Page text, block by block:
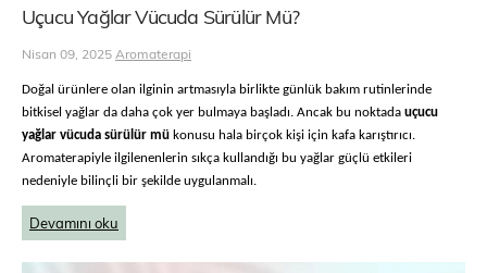
Uçucu Yağlar Vücuda Sürülür Mü?
Nisan 09, 2025 Aromaterapi
Doğal ürünlere olan ilginin artmasıyla birlikte günlük bakım rutinlerinde
bitkisel yağlar da daha çok yer bulmaya başladı. Ancak bu noktada uçucu
yağlar vücuda sürülür mü konusu hala birçok kişi için kafa karıştırıcı.
Aromaterapiyle ilgilenenlerin sıkça kullandığı bu yağlar güçlü etkileri
nedeniyle bilinçli bir şekilde uygulanmalı.
Devamını oku